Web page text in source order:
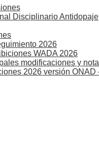
Disciplinario Antidopaje
2026
WADA 2026
modificaciones y
2026 versión ONAD